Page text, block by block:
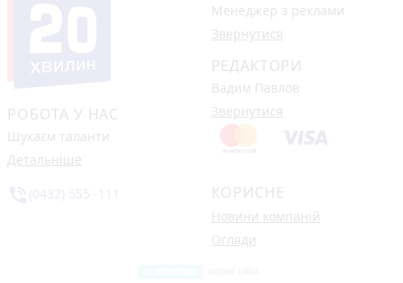
РОБОТА У НАС
Шукаєм таланти
Детальніше
Менеджер з реклами
Звернутися
РЕДАКТОРИ
Вадим Павлов
Звернутися
КОРИСНЕ
Новини компаній
Огляди